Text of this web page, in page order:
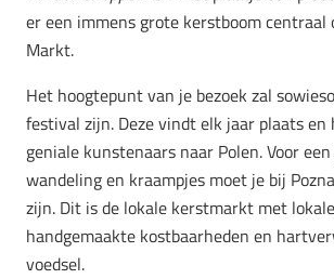
er een immens grote kerstboom centraal
Markt.
Het hoogtepunt van je bezoek zal
festival zijn. Deze vindt elk jaar plaats en
geniale kunstenaars naar Polen. Voor
wandeling en kraampjes moet je bij
zijn. Dit is de lokale kerstmarkt met
handgemaakte kostbaarheden en
voedsel.